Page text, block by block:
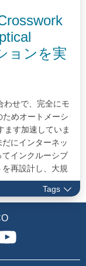
ョンを実
わせで、完全にモ
めオートメーシ
ます加速していま
にインターネッ
てインクルーシブ
再設計し、大規
性を根本的に変
コは「Internet…
Tags